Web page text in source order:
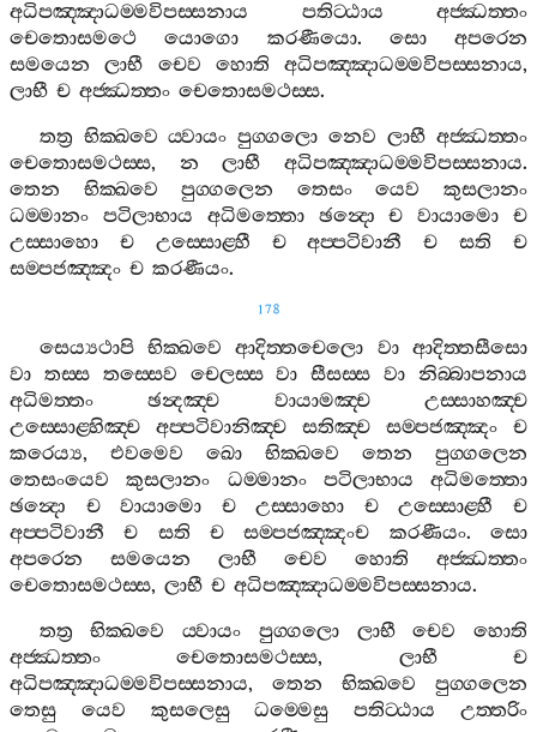
අධිපඤ‍්ඤාධම‍්මවිපස‍්සනාය
පතිට‍්ඨාය
අජ‍්ඣත‍්තං
චෙතොසමථෙ
යොගො කරණීයො. සො
අපරෙන
සමයෙන
ලාභී චෙව හොති අධිපඤ‍්ඤාධම‍්මවිපස‍්සනාය,
ලාභී ච අජ‍්ඣත‍්තං චෙතොසමථස‍්ස.
තත්‍ර භික‍්ඛවෙ ය‍්වායං පුග‍්ගලො නෙව ලාභී අජ‍්ඣත‍්තං
චෙතොසමථස‍්ස, න ලාභී අධිපඤ‍්ඤාධම‍්මවිපස‍්සනාය.
තෙන
භික‍්ඛවෙ පුග‍්ගලෙන තෙසං යෙව
කුසලානං
ධම‍්මානං
පටිලාභාය අධිමත‍්තො ඡන්‍දො ච වායාමො
ච
උස‍්සාහො
ච උස‍්සොළ‍්හී ච අප‍්පටිවානී ච සති
ච
සම‍්පජඤ‍්ඤං ච කරණීයං.
178
සෙය්‍යථාපි භික‍්ඛවෙ ආදිත‍්තචෙලො වා ආදිත‍්තසීසො
වා තස‍්ස තස‍්සෙව චෙලස‍්ස වා සීසස‍්ස වා නිබ‍්බාපනාය
අධිමත‍්තං
ඡන්‍දඤ‍්ච වායාමඤ‍්ච
උස‍්සාහඤ‍්ච
උස‍්සොළ‍්හිඤ‍්ච
අප‍්පටිවානිඤ‍්ච සතිඤ‍්ච සම‍්පජඤ‍්ඤං
ච
කරෙය්‍ය, එවමෙව ඛො භික‍්ඛවෙ තෙන
පුග‍්ගලෙන
තෙසංයෙව
කුසලානං ධම‍්මානං පටිලාභාය
අධිමත‍්තො
ඡන්‍දො
ච වායාමො ච උස‍්සාහො ච උස‍්සොළ‍්හී
ච
අප‍්පටිවානී
ච සති ච සම‍්පජඤ‍්ඤංච කරණීයං.සො
අපරෙන
සමයෙන ලාභී චෙව හොති
අජ‍්ඣත‍්තං
චෙතොසමථස‍්ස, ලාභී ච අධිපඤ‍්ඤාධම‍්මවිපස‍්සනාය.
තත්‍ර
භික‍්ඛවෙ ය‍්වායං පුග‍්ගලො ලාභී චෙව
හොති
අජ‍්ඣත‍්තං
චෙතොසමථස‍්ස, ලාභී
ච
අධිපඤ‍්ඤාධම‍්මවිපස‍්සනාය, තෙන භික‍්ඛවෙ
පුග‍්ගලෙන
තෙසු
යෙව කුසලෙසු ධම‍්මෙසු පතිට‍්ඨාය
උත‍්තරිං